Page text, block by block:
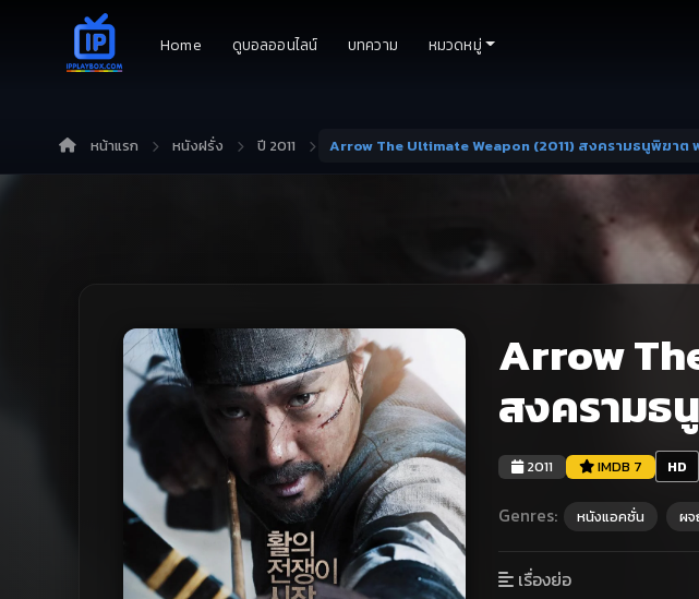
Home ดูบอลออนไลน์ บทความ หมวดหมู่
หน้าแรก หนังฝรั่ง ปี 2011 Arrow The Ultimate Weapon (2011) สงครามธนูพิฆาต
Arrow
สงครามธ
2011 IMDB 7 HD
Genres: หนังแอคชั่น ผ
เรื่องย่อ